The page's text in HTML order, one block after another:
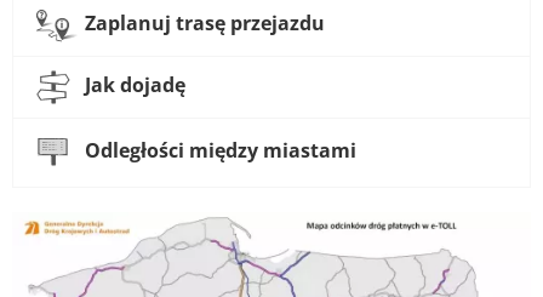
Zaplanuj trasę przejazdu
Jak dojadę
Odległości między miastami